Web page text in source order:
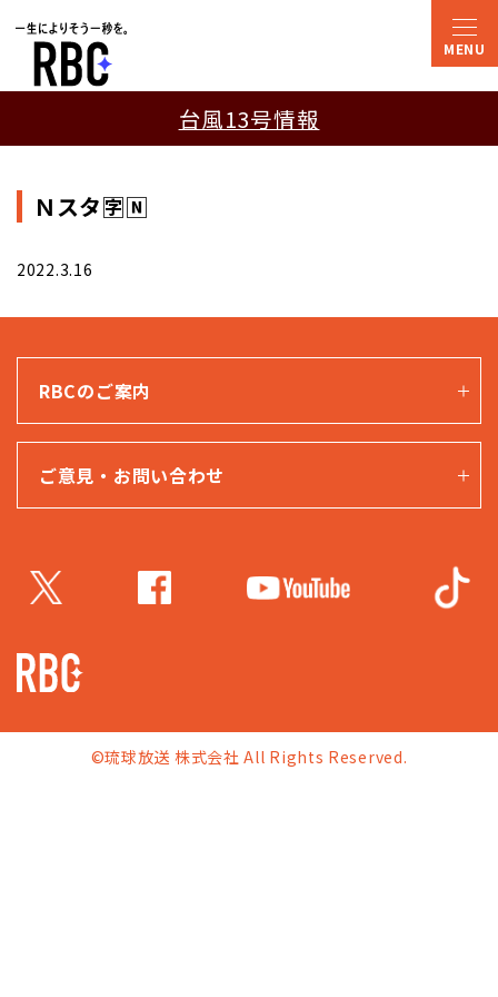
台風13号情報
Ｎスタ🈑🄽
2022.3.16
RBCのご案内
ご意見・お問い合わせ
©琉球放送 株式会社 All Rights Reserved.